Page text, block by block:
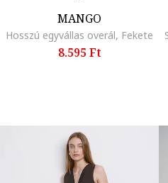
MANGO
Hosszú egyvállas overál, Fekete
8.595 Ft